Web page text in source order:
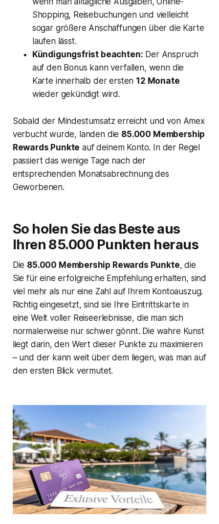
Shopping, Reisebuchungen und vielleicht
sogar größere Anschaffungen über die Karte
laufen lässt.
Kündigungsfrist beachten: Der Anspruch
auf den Bonus kann verfallen, wenn die
Karte innerhalb der ersten 12 Monate
wieder gekündigt wird.
Sobald der Mindestumsatz erreicht und von Amex
verbucht wurde, landen die 85.000 Membership
Rewards Punkte auf deinem Konto. In der Regel
passiert das wenige Tage nach der
entsprechenden Monatsabrechnung des
Geworbenen.
So holen Sie das Beste aus
Ihren 85.000 Punkten heraus
Die 85.000 Membership Rewards Punkte, die
Sie für eine erfolgreiche Empfehlung erhalten, sind
viel mehr als nur eine Zahl auf Ihrem Kontoauszug.
Richtig eingesetzt, sind sie Ihre Eintrittskarte in
eine Welt voller Reiseerlebnisse, die man sich
normalerweise nur schwer gönnt. Die wahre Kunst
liegt darin, den Wert dieser Punkte zu maximieren
– und der kann weit über dem liegen, was man auf
den ersten Blick vermutet.